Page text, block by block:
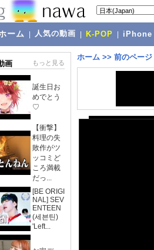
ーム 人気の動画 K-POP iPhone
画 もっと見る
誕生日お
めでとう
♡
【衝撃】
料理の失
敗作がツ
ッコミど
ころ満載
だっ...
[BE ORIGI
NAL] SEV
ENTEEN
(세븐틴)
'Left...
ホーム >> 前のページ